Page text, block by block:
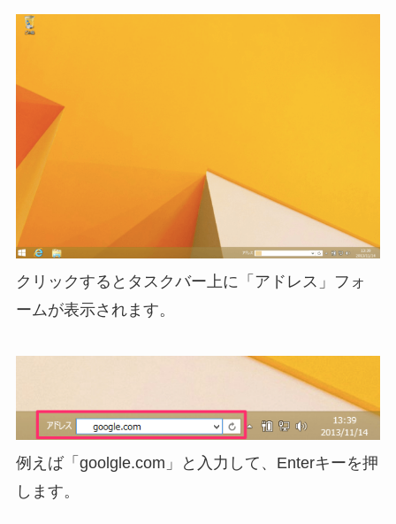
クリックするとタスクバー上に「アドレス」フォ
ームが表示されます。
例えば「goolgle.com」と入力して、Enterキーを押
します。